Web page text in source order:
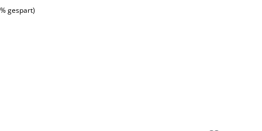
gespart)